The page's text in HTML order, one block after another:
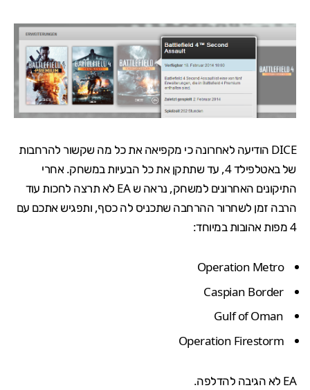
DICE הודיעה לאחרונה כי מקפיאה את כל מה שקשור להרחבות
שלבאטלפילד 4 , עד שתתקן את כל הבעיות במשחק. אחרי
התיקונים האחרונים למשחק, נראה ש EA לא תרצה לחכות עוד
הרבה זמן לשחרור ההרחבה שתכניס לה כסף, ותפגיש אתכם עם
4 מפות אהובות במיוחד:
Operation Metro
Caspian Border
Gulf of Oman
Operation Firestorm
EA לא הגיבה להדלפה.